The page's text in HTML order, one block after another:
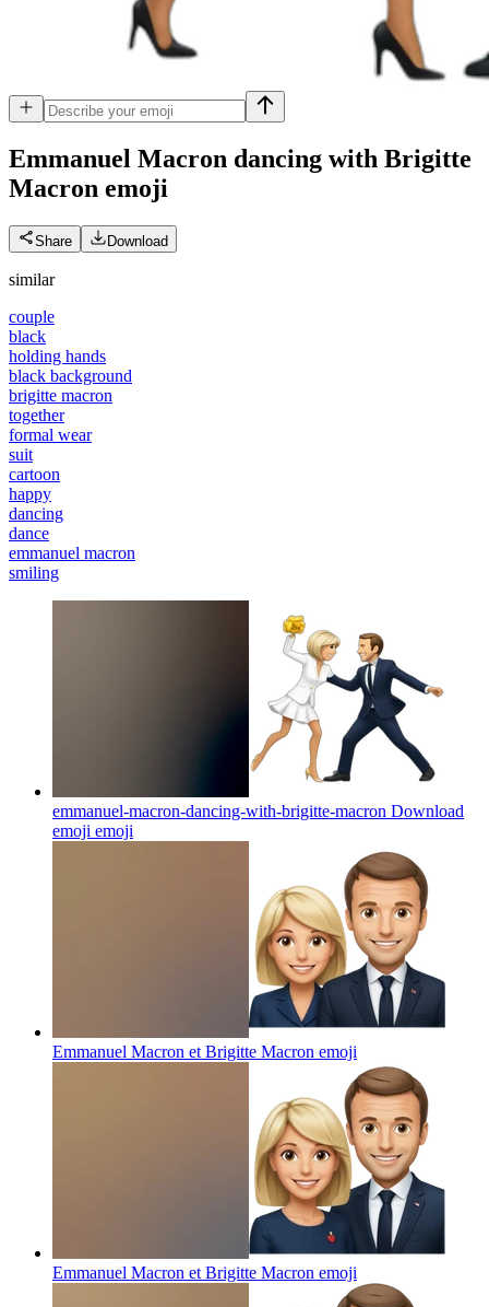
Emmanuel Macron dancing with Brigitte
Macron emoji
Share Download
similar
couple
black
holding hands
black background
brigitte macron
together
formal wear
suit
cartoon
happy
dancing
dance
emmanuel macron
smiling
emmanuel-macron-dancing-with-brigitte-macron Download
emoji emoji
Emmanuel Macron et Brigitte Macron emoji
Emmanuel Macron et Brigitte Macron emoji